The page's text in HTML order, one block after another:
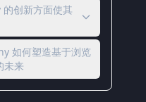
创新方面使其
如何塑造基于浏览
未来